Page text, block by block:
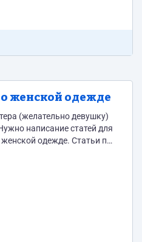
о женской одежде
(желательно девушку)
написание статей для
одежде. Статьи по
статье в 1-2 дня. Оплата -
писать в личку, можно в